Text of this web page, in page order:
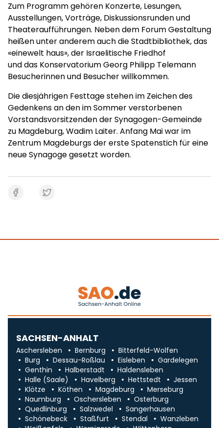
Zum Programm gehören Konzerte, Lesungen,
Ausstellungen, Vorträge, Diskussionsrunden und
Theateraufführungen. Neben dem Forum Gestaltung
heißen unter anderem auch die Stadtbibliothek, das
«einewelt haus», der Israelitische Friedhof
und das Konservatorium Georg Philipp Telemann
Besucherinnen und Besucher willkommen.
Die diesjährigen Festtage stehen im Zeichen des
Gedenkens an den im Sommer verstorbenen
Vorstandsvorsitzenden der Synagogen-Gemeinde
zu Magdeburg, Wadim Laiter. Anfang Mai war im
Zentrum Magdeburgs der erste Spatenstich für eine
neue Synagoge gesetzt worden.
SACHSEN-ANHALT
Aschersleben Bernburg
Bitterfeld-Wolfen
Burg
Dessau-Roßlau Eisleben
Gardelegen
Genthin
Halberstadt
Haldensleben
Halle (Saale)
Havelberg Hettstedt
Jessen
Klötze
Köthen Magdeburg
Merseburg
Naumburg
Oschersleben
Osterburg
Quedlinburg
Salzwedel
Sangerhausen
Schönebeck
Staßfurt Stendal
Wanzleben